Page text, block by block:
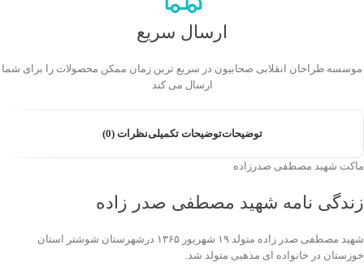
ارسال سریع
موسسه طراحان انقلابی صحابیون در سریع ترین زمان ممکن محصولات را برای شما
ارسال می کند
توضیحاتتوضیحات تکمیلینظرات (0)
ماکت شهید مصطفی صدرزاده
زندگی نامه شهید مصطفی صدر زاده
شهید مصطفی صدر زاده متولد ۱۹ شهریور ۱۳۶۵ درشهرستان شوشتر استان
خوزستان در خانواده ای مذهبی متولد شد.